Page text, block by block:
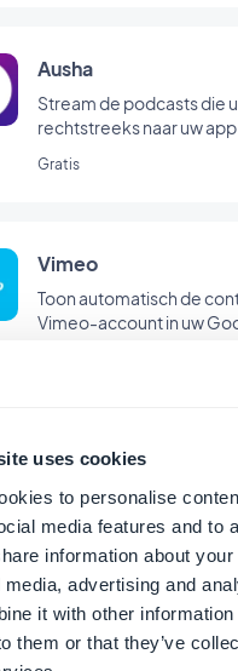
uses cookies
to personalise
media features and to
information about
advertising and
it with other information
them or that they’ve
Ausha
Stream de podcasts die
rechtstreeks naar uw app
Gratis
Vimeo
Toon automatisch de
Vimeo-account in uw
Wordpress-plug-in
Deel automatisch de
WordPress-website in
Wordpress-plug-in van
Gratis
Podcast Feed